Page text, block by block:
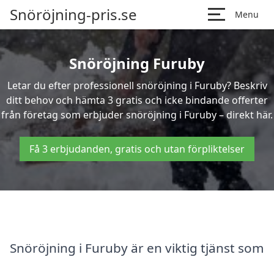
Snöröjning-pris.se Menu
Snöröjning Furuby
Letar du efter professionell snöröjning i Furuby? Beskriv
ditt behov och hämta 3 gratis och icke bindande offerter
från företag som erbjuder snöröjning i Furuby – direkt här.
Få 3 erbjudanden, gratis och utan förpliktelser
Snöröjning i Furuby är en viktig tjänst som